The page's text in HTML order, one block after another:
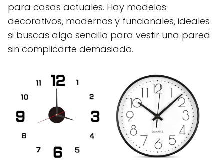
para casas actuales. Hay modelos
decorativos, modernos y funcionales, ideales
si buscas algo sencillo para vestir una pared
sin complicarte demasiado.